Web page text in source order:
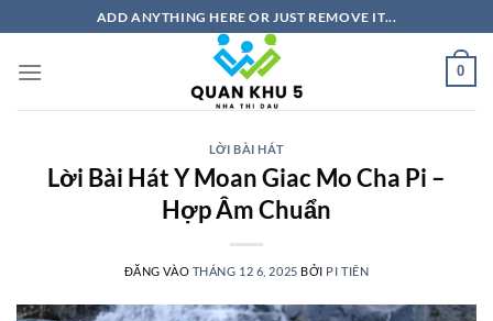
qua
nội
ADD ANYTHING HERE OR JUST REMOVE IT...
0
LỜI BÀI HÁT
Lời Bài Hát Y Moan Giac Mo Cha Pi –
Hợp Âm Chuẩn
ĐĂNG VÀO THÁNG 12 6, 2025 BỞI PI TIÊN